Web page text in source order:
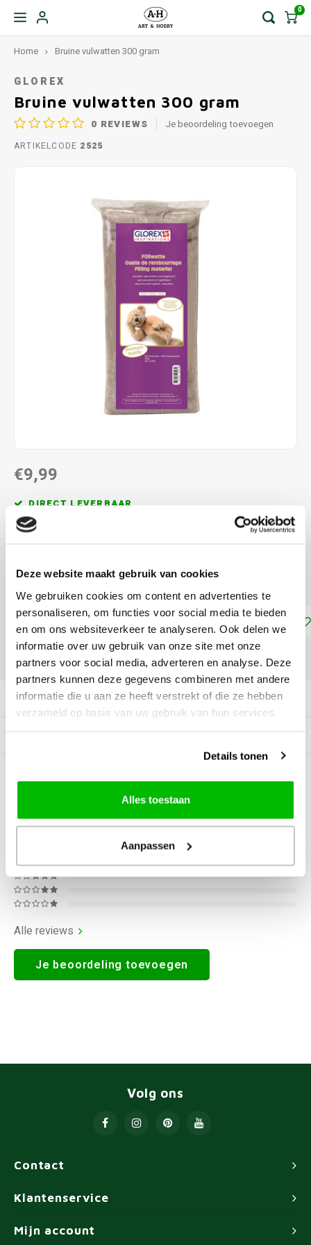
Deze website maakt gebruik van cookies
We gebruiken cookies om content en advertenties te
personaliseren, om functies voor social media te bieden
en om ons websiteverkeer te analyseren. Ook delen we
informatie over uw gebruik van onze site met onze
partners voor social media, adverteren en analyse. Deze
partners kunnen deze gegevens combineren met andere
informatie die u aan ze heeft verstrekt of die ze hebben
verzameld op basis van uw gebruik van hun services.
Details tonen
Alles toestaan
Aanpassen
0
Home Bruine vulwatten 300 gram
GLOREX
Bruine vulwatten 300 gram
0 REVIEWS Je beoordeling toevoegen
ARTIKELCODE 2525
€9,99
DIRECT LEVERBAAR
Wasbaar tot 95 graden
KOOP2VOOR€8,99PER STUK
Toevoegen aan winkelwagen
DELEN:
Productomschrijving
0STERREN OP BASIS VAN0
BEOORDELINGEN
0Reviews
Alle reviews
Je beoordeling toevoegen
Contact
Volg ons
Klantenservice
Mijn account